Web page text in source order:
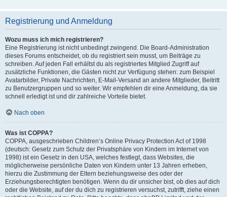
Registrierung und Anmeldung
Wozu muss ich mich registrieren?
Eine Registrierung ist nicht unbedingt zwingend. Die Board-Administration
dieses Forums entscheidet, ob du registriert sein musst, um Beiträge zu
schreiben. Auf jeden Fall erhältst du als registriertes Mitglied Zugriff auf
zusätzliche Funktionen, die Gästen nicht zur Verfügung stehen: zum Beispiel
Avatarbilder, Private Nachrichten, E-Mail-Versand an andere Mitglieder, Beitritt
zu Benutzergruppen und so weiter. Wir empfehlen dir eine Anmeldung, da sie
schnell erledigt ist und dir zahlreiche Vorteile bietet.
Nach oben
Was ist COPPA?
COPPA, ausgeschrieben Children’s Online Privacy Protection Act of 1998
(deutsch: Gesetz zum Schutz der Privatsphäre von Kindern im Internet von
1998) ist ein Gesetz in den USA, welches festlegt, dass Websites, die
möglicherweise persönliche Daten von Kindern unter 13 Jahren erheben,
hierzu die Zustimmung der Eltern beziehungsweise des oder der
Erziehungsberechtigten benötigen. Wenn du dir unsicher bist, ob dies auf dich
oder die Website, auf der du dich zu registrieren versuchst, zutrifft, ziehe einen